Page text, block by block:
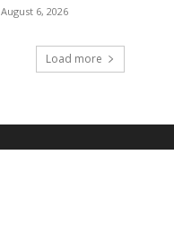
August 6, 2026
Load more